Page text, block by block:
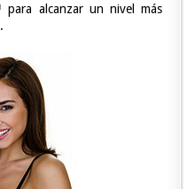
para alcanzar un nivel más